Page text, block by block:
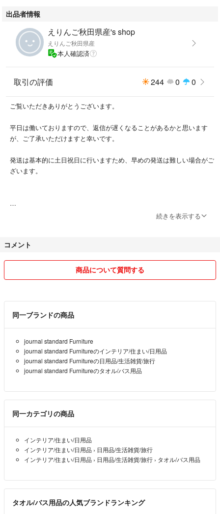
出品者情報
えりんご秋田県産's shop
えりんご秋田県産
本人確認済
取引の評価 244 0 0
ご覧いただきありがとうございます。
平日は働いておりますので、返信が遅くなることがあるかと思います
が、ご了承いただけますと幸いです。
発送は基本的に土日祝日に行いますため、早めの発送は難しい場合がご
ざいます。
専用ページの作成につきましては、対応することが出来ませんのでご了
よろしくお願いします。
続きを表示する
コメント
商品について質問する
同一ブランドの商品
journal standard Furniture
journal standard Furnitureのインテリア/住まい/日用品
journal standard Furnitureの日用品/生活雑貨/旅行
journal standard Furnitureのタオル/バス用品
同一カテゴリの商品
インテリア/住まい/日用品
インテリア/住まい/日用品 › 日用品/生活雑貨/旅行
インテリア/住まい/日用品 › 日用品/生活雑貨/旅行 › タオル/バス用品
タオル/バス用品の人気ブランドランキング